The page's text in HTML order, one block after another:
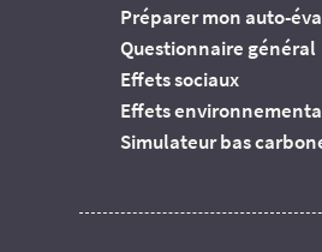
Préparer mon auto-
Questionnaire général
Effets sociaux
Effets
Simulateur bas